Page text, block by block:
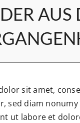
AUS
sit amet,
sed diam
ut labore et